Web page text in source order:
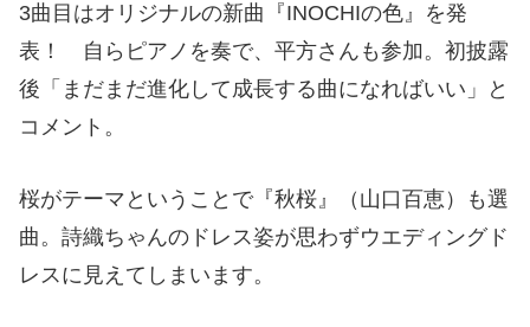
3曲目はオリジナルの新曲『INOCHIの色』を発
表！ 自らピアノを奏で、平方さんも参加。初披露
後「まだまだ進化して成長する曲になればいい」と
コメント。
桜がテーマということで『秋桜』（山口百恵）も選
曲。詩織ちゃんのドレス姿が思わずウエディングド
レスに見えてしまいます。